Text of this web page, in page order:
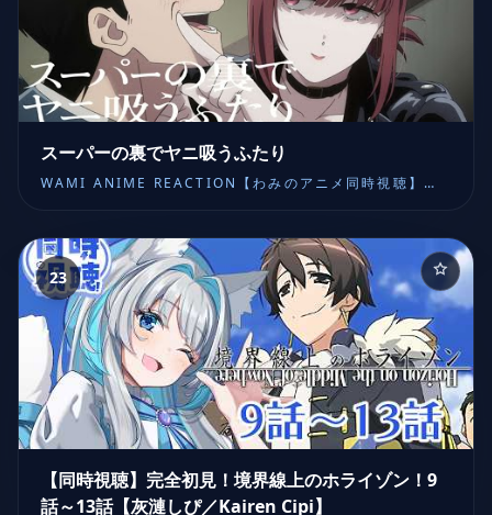
スーパーの裏でヤニ吸うふたり
WAMI ANIME REACTION【わみのアニメ同時視聴】音
23
【同時視聴】完全初見！境界線上のホライゾン！9
話～13話【灰漣しぴ／Kairen Cipi】